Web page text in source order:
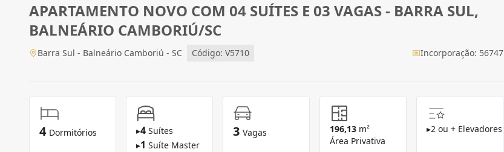
APARTAMENTO NOVO COM 04 SUÍTES E 03 VAGAS - BARRA SUL,
BALNEÁRIO CAMBORIÚ/SC
Barra Sul - Balneário Camboriú - SC Código: V5710 Incorporação: 56747
4 Dormitórios ▸4 Suítes
▸1 Suíte Master
3 Vagas 196,13 m²
Área Privativa
▸2 ou + Elevadores